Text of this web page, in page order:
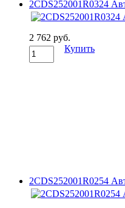
2CDS252001R0324
2 762 руб.
Купить
2CDS252001R0254